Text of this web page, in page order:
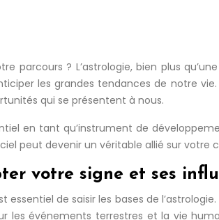
parcours ? L’astrologie, bien plus
les grandes tendances de notre
qui se présentent à nous.
en tant qu’instrument de
peut devenir un véritable allié sur votre
votre signe et ses
de saisir les bases de
événements terrestres et la vie